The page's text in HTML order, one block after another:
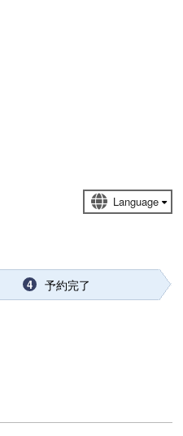
4 予約完了